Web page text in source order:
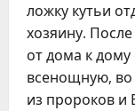
ложку кутьи
хозяину.
от дома к
всенощную,
из пророков и